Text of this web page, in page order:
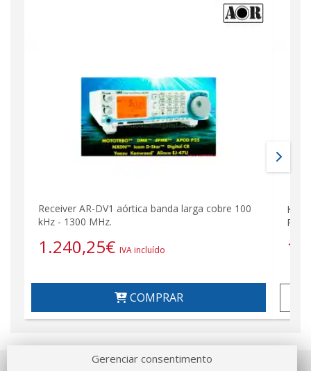
Receiver AR-DV1 aórtica banda larga cobre 100
kHz - 1300 MHz.
1.240,25€ IVA incluído
COMPRAR
Gerenciar consentimento